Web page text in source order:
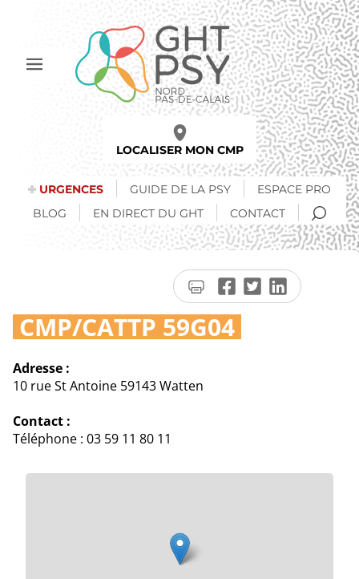
principal
Afficher
LOCALISER MON CMP
URGENCES GUIDE DE LA PSY
ESPACE PRO
BLOG
EN DIRECT DU GHT CONTACT
CMP/CATTP 59G04
Adresse :
10 rue St Antoine 59143 Watten
Contact :
Téléphone : 03 59 11 80 11
Imprimer
la
page
Partager
sur
Facebook
Partager
sur
Partager
sur